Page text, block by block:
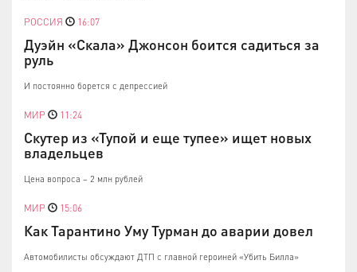
РОССИЯ 16:07
Дуэйн «Скала» Джонсон боится садиться за
руль
И постоянно борется с депрессией
МИР 11:24
Скутер из «Тупой и еще тупее» ищет новых
владельцев
Цена вопроса – 2 млн рублей
МИР 15:06
Как Тарантино Уму Турман до аварии довел
Автомобилисты обсуждают ДТП с главной героиней «Убить Билла»